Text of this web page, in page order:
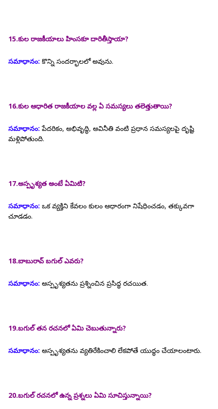
15.కుల రాజకీయాలు హింసకూ దారితీస్తాయా?
సమాధానం: కొన్ని సందర్భాలలో అవును.
16.కుల ఆధారిత రాజకీయాల వల్ల ఏ సమస్యలు తలెత్తుతాయి?
సమాధానం:పేదరికం, అభివృద్ధి, అవినీతి వంటి ప్రధాన సమస్యలపై దృష్టి
మళ్లిపోతుంది.
17.అస్పృశ్యత అంటే ఏమిటి?
సమాధానం: ఒక వ్యక్తిని కేవలం కులం ఆధారంగా నిషేధించడం, తక్కువగా
చూడడం.
18.బాబురావ్ బగుల్ ఎవరు?
సమాధానం: అస్పృశ్యతను ప్రశ్నించిన ప్రసిద్ధ రచయిత.
19.బగుల్ తన రచనలో ఏమి చెబుతున్నారు?
సమాధానం: అస్పృశ్యతను వ్యతిరేకించాలి లేకపోతే యుద్ధం చేయాలంటారు.
20.బగుల్ రచనలో ఉన్న ప్రశ్నలు ఏమి సూచిస్తున్నాయి?